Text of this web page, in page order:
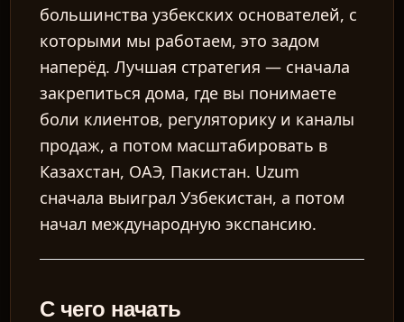
большинства узбекских основателей, с
которыми мы работаем, это задом
наперёд. Лучшая стратегия — сначала
закрепиться дома, где вы понимаете
боли клиентов, регуляторику и каналы
продаж, а потом масштабировать в
Казахстан, ОАЭ, Пакистан. Uzum
сначала выиграл Узбекистан, а потом
начал международную экспансию.
С чего начать